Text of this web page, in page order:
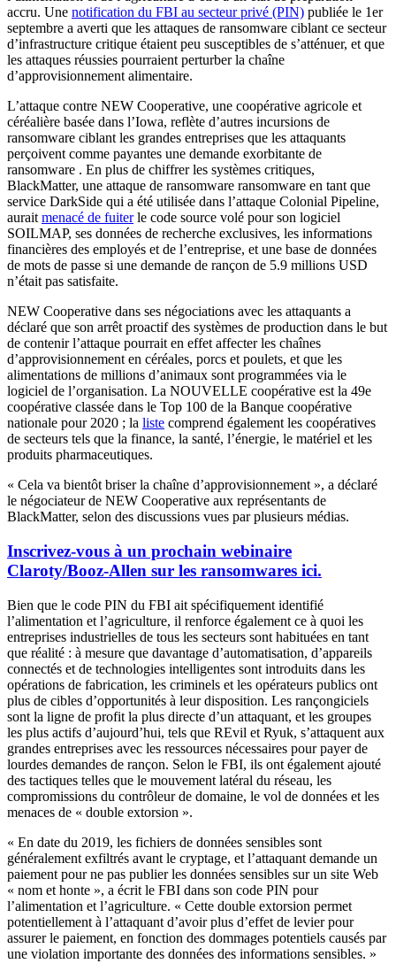
accru. Une notification du FBI au secteur privé (PIN) publiée le 1er
septembre a averti que les attaques de ransomware ciblant ce secteur
d’infrastructure critique étaient peu susceptibles de s’atténuer, et que
les attaques réussies pourraient perturber la chaîne
d’approvisionnement alimentaire.
L’attaque contre NEW Cooperative, une coopérative agricole et
céréalière basée dans l’Iowa, reflète d’autres incursions de
ransomware ciblant les grandes entreprises que les attaquants
perçoivent comme payantes une demande exorbitante de
ransomware . En plus de chiffrer les systèmes critiques,
BlackMatter, une attaque de ransomware ransomware en tant que
service DarkSide qui a été utilisée dans l’attaque Colonial Pipeline,
aurait menacé de fuiterle code source volé pour son logiciel
SOILMAP, ses données de recherche exclusives, les informations
financières des employés et de l’entreprise, et une base de données
de mots de passe si une demande de rançon de 5.9 millions USD
n’était pas satisfaite.
NEW Cooperative dans ses négociations avec les attaquants a
déclaré que son arrêt proactif des systèmes de production dans le but
de contenir l’attaque pourrait en effet affecter les chaînes
d’approvisionnement en céréales, porcs et poulets, et que les
alimentations de millions d’animaux sont programmées via le
logiciel de l’organisation. La NOUVELLE coopérative est la 49e
coopérative classée dans le Top 100 de la Banque coopérative
nationale pour 2020 ; la liste comprend également les coopératives
de secteurs tels que la finance, la santé, l’énergie, le matériel et les
produits pharmaceutiques.
« Cela va bientôt briser la chaîne d’approvisionnement », a déclaré
le négociateur de NEW Cooperative aux représentants de
BlackMatter, selon des discussions vues par plusieurs médias.
Inscrivez-vous à un prochain webinaire
Claroty/Booz-Allen sur les ransomwares ici.
Bien que le code PIN du FBI ait spécifiquement identifié
l’alimentation et l’agriculture, il renforce également ce à quoi les
entreprises industrielles de tous les secteurs sont habituées en tant
que réalité : à mesure que davantage d’automatisation, d’appareils
connectés et de technologies intelligentes sont introduits dans les
opérations de fabrication, les criminels et les opérateurs publics ont
plus de cibles d’opportunités à leur disposition. Les rançongiciels
sont la ligne de profit la plus directe d’un attaquant, et les groupes
les plus actifs d’aujourd’hui, tels que REvil et Ryuk, s’attaquent aux
grandes entreprises avec les ressources nécessaires pour payer de
lourdes demandes de rançon. Selon le FBI, ils ont également ajouté
des tactiques telles que le mouvement latéral du réseau, les
compromissions du contrôleur de domaine, le vol de données et les
menaces de « double extorsion ».
« En date du 2019, les fichiers de données sensibles sont
généralement exfiltrés avant le cryptage, et l’attaquant demande un
paiement pour ne pas publier les données sensibles sur un site Web
« nom et honte », a écrit le FBI dans son code PIN pour
l’alimentation et l’agriculture. « Cette double extorsion permet
potentiellement à l’attaquant d’avoir plus d’effet de levier pour
assurer le paiement, en fonction des dommages potentiels causés par
une violation importante des données des informations sensibles. »